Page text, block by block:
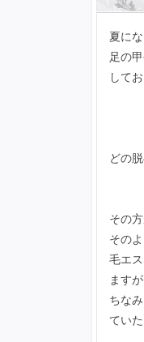
夏に
足の
して
どの
その
その
毛エ
ます
ちな
てい